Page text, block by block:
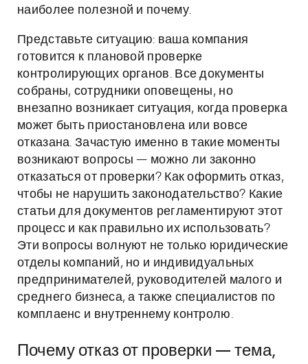
наиболее полезной и почему.
Представьте ситуацию: ваша компания
готовится к плановой проверке
контролирующих органов. Все документы
собраны, сотрудники оповещены, но
внезапно возникает ситуация, когда проверка
может быть приостановлена или вовсе
отказана. Зачастую именно в такие моменты
возникают вопросы — можно ли законно
отказаться от проверки? Как оформить отказ,
чтобы не нарушить законодательство? Какие
статьи для документов регламентируют этот
процесс и как правильно их использовать?
Эти вопросы волнуют не только юридические
отделы компаний, но и индивидуальных
предпринимателей, руководителей малого и
среднего бизнеса, а также специалистов по
комплаенс и внутреннему контролю.
Почему отказ от проверки — тема,